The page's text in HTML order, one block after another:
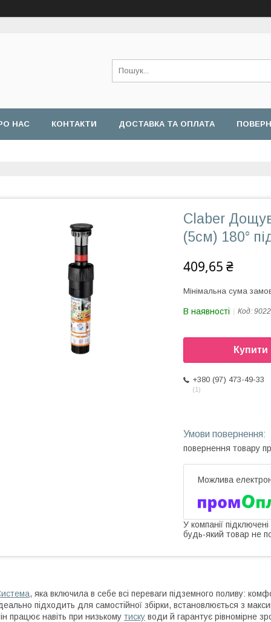
НАС КОНТАКТИ ДОСТАВКА ТА ОПЛАТА
Claber
(5см) 180°
409,65 ₴
Мінімальна сума
В наявності Код:
Купити
+380 (97) 473-49-33
1
повернення товару
У компанії
будь-який товар не
, яка включила в себе всі переваги підземного поливу:
підходить для самостійної збірки, встановлюється з
працює навіть при низькому тиску води й гарантує рівномірне